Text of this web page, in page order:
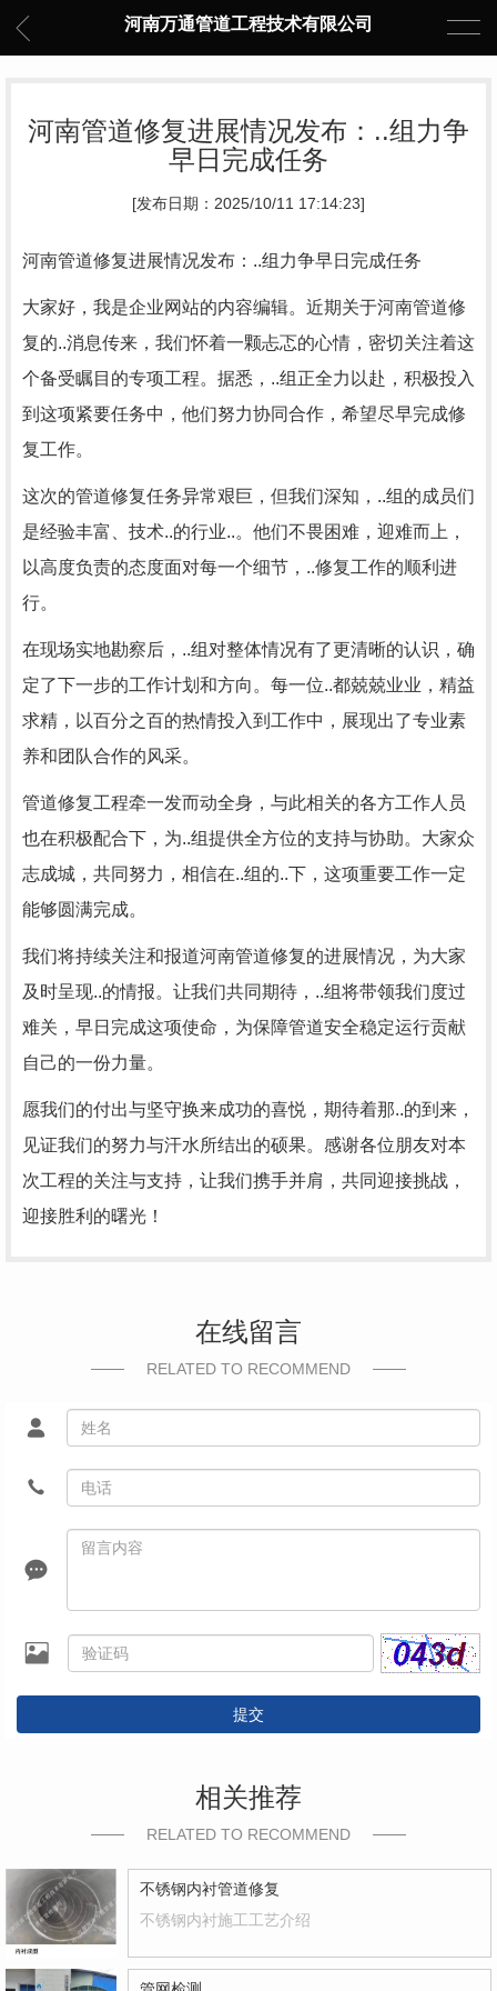
河南万通管道工程技术有限公司
河南管道修复进展情况发布：..组力争
早日完成任务
[发布日期：2025/10/11 17:14:23]
河南管道修复进展情况发布：..组力争早日完成任务
大家好，我是企业网站的内容编辑。近期关于河南管道修
复的..消息传来，我们怀着一颗忐忑的心情，密切关注着这
个备受瞩目的专项工程。据悉，..组正全力以赴，积极投入
到这项紧要任务中，他们努力协同合作，希望尽早完成修
复工作。
这次的管道修复任务异常艰巨，但我们深知，..组的成员们
是经验丰富、技术..的行业..。他们不畏困难，迎难而上，
以高度负责的态度面对每一个细节，..修复工作的顺利进
行。
在现场实地勘察后，..组对整体情况有了更清晰的认识，确
定了下一步的工作计划和方向。每一位..都兢兢业业，精益
求精，以百分之百的热情投入到工作中，展现出了专业素
养和团队合作的风采。
管道修复工程牵一发而动全身，与此相关的各方工作人员
也在积极配合下，为..组提供全方位的支持与协助。大家众
志成城，共同努力，相信在..组的..下，这项重要工作一定
能够圆满完成。
我们将持续关注和报道河南管道修复的进展情况，为大家
及时呈现..的情报。让我们共同期待，..组将带领我们度过
难关，早日完成这项使命，为保障管道安全稳定运行贡献
自己的一份力量。
愿我们的付出与坚守换来成功的喜悦，期待着那..的到来，
见证我们的努力与汗水所结出的硕果。感谢各位朋友对本
次工程的关注与支持，让我们携手并肩，共同迎接挑战，
迎接胜利的曙光！
在线留言
RELATED TO RECOMMEND
提交
相关推荐
RELATED TO RECOMMEND
不锈钢内衬管道修复
不锈钢内衬施工工艺介绍